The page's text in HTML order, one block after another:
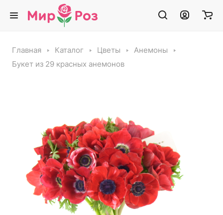
Главная Каталог Цветы
Анемоны
Букет из 29 красных анемонов